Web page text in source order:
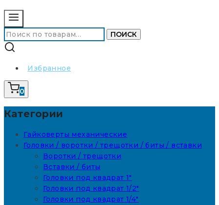
Искать: ПОИСК
Избранное
0
Категории
Гайковерты механические
Головки / воротки / трещотки / биты / вставки
Воротки / трещотки
Вставки / биты
Головки под квадрат 1"
Головки под квадрат 1/2"
Головки под квадрат 1/4"